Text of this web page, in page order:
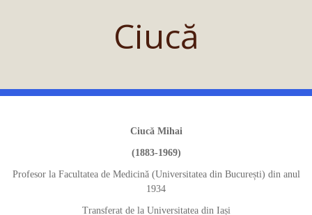
Ciucă
Ciucă Mihai
(1883-1969)
Profesor la Facultatea de Medicină (Universitatea din București) din anul
1934
Transferat de la Universitatea din Iași